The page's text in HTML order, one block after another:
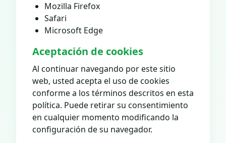
Mozilla Firefox
Safari
Microsoft Edge
Aceptación de cookies
Al continuar navegando por este sitio
web, usted acepta el uso de cookies
conforme a los términos descritos en esta
política. Puede retirar su consentimiento
en cualquier momento modificando la
configuración de su navegador.